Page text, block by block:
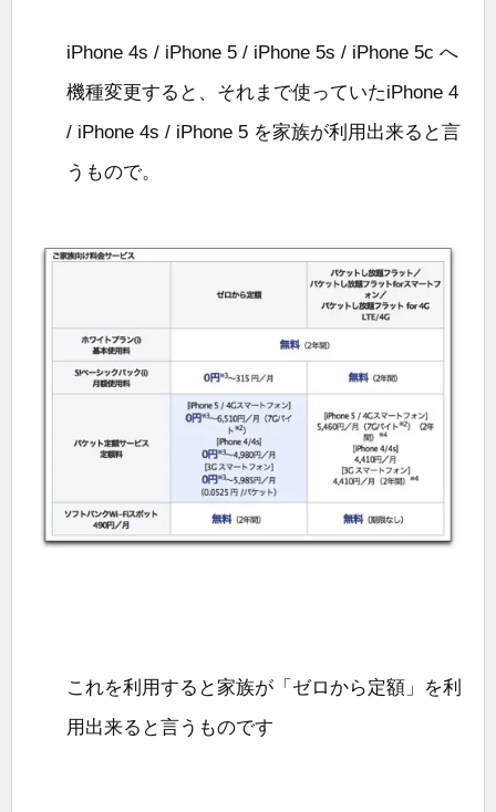
iPhone 4s / iPhone 5 / iPhone 5s / iPhone 5c へ
機種変更すると、それまで使っていたiPhone 4
/ iPhone 4s / iPhone 5 を家族が利用出来ると言
うもので。
これを利用すると家族が「ゼロから定額」を利
用出来ると言うものです